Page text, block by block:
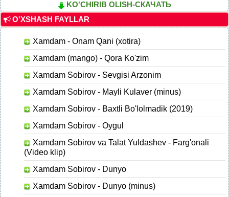
KO'CHIRIB OLISH-СКАЧАТЬ
O'XSHASH FAYLLAR
Xamdam - Onam Qani (xotira)
Xamdam (mango) - Qora Ko'zim
Xamdam Sobirov - Sevgisi Arzonim
Xamdam Sobirov - Mayli Kulaver (minus)
Xamdam Sobirov - Baxtli Bo'lolmadik (2019)
Xamdam Sobirov - Oygul
Xamdam Sobirov va Talat Yuldashev - Farg'onali
(Video klip)
Xamdam Sobirov - Dunyo
Xamdam Sobirov - Dunyo (minus)